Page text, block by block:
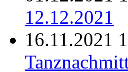
12.12.2021
16.11.2021